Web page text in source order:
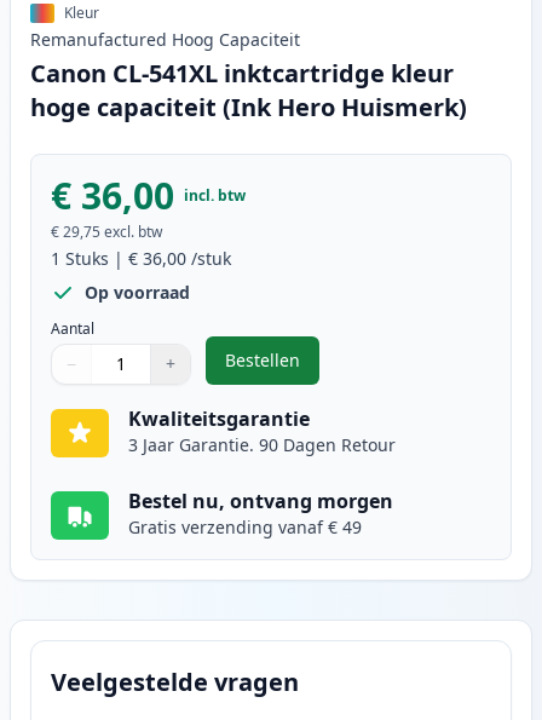
Kleur
Remanufactured Hoog Capaciteit
Canon CL-541XL inktcartridge kleur
hoge capaciteit (Ink Hero Huismerk)
€ 36,00 incl. btw
€ 29,75 excl. btw
1 Stuks | € 36,00 /stuk
Op voorraad
Aantal
Gebruik de knoppen om aan te passen
− +
1
Bestellen
,Canon CL-541XL inktcartridge
Kwaliteitsgarantie
3 Jaar Garantie. 90 Dagen Retour
Bestel nu, ontvang morgen
Gratis verzending vanaf € 49
Veelgestelde vragen